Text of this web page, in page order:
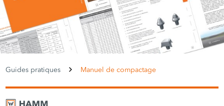
Guides pratiques Manuel de compactage